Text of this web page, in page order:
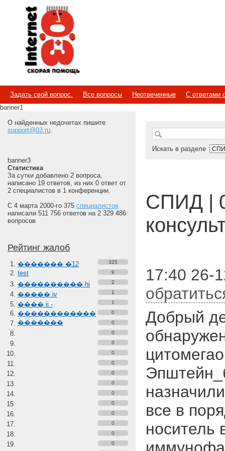
Internet
Скорая помощь
Задать свой вопрос. Все вопросы Неотвеченные
С ответами
banner1
О найденных недочетах пишите
support@03.ru.
banner3
Статистика
За сутки добавлено 2 вопроса,
написано 19 ответов, из них 0 ответ от
2 специалистов в 1 конференции.
С 4 марта 2000-го 375 специалистов
написали 511 756 ответов на 2 329 486
вопросов
Рейтинг жалоб
������� �12 325
test 9
���������� hi 2
����� iv 1
���� ii -
������������
�������
1
0
0
0
0
0
0
0
0
0
0
0
0
0
0
Искать в разделе
СПИД |
17:40 26-
Добрый
все в
носитель